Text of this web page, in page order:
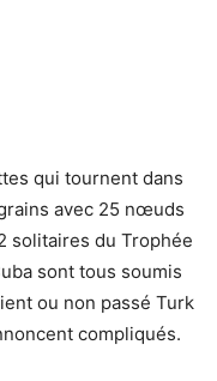
qui tournent dans
avec 25 nœuds
solitaires du Trophée
sont tous soumis
ou non passé Turk
compliqués.